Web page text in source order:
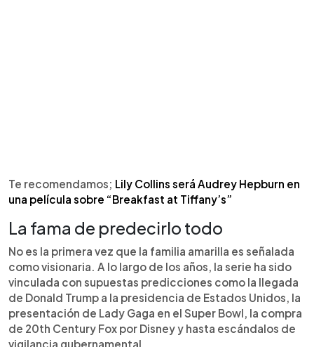
Te recomendamos; Lily Collins será Audrey Hepburn en
una película sobre “Breakfast at Tiffany’s”
La fama de predecirlo todo
No es la primera vez que la familia amarilla es señalada
como visionaria. A lo largo de los años, la serie ha sido
vinculada con supuestas predicciones como la llegada
de Donald Trump a la presidencia de Estados Unidos, la
presentación de Lady Gaga en el Super Bowl, la compra
de 20th Century Fox por Disney y hasta escándalos de
vigilancia gubernamental.